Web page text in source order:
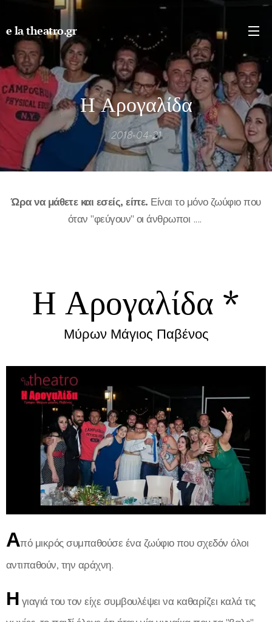
e la theatro.gr
Η Αρογαλίδα
2018-04-21
Ώρα να μάθετε και εσείς, είπε. Είναι το μόνο ζωύφιο που
όταν "φεύγουν" οι άνθρωποι ....
Η Αρογαλίδα *
Μύρων Μάγιος Παβένος
Από μικρός συμπαθούσε ένα ζωύφιο που σχεδόν όλοι
αντιπαθούν, την αράχνη.
Η γιαγιά του τον είχε συμβουλέψει να καθαρίζει καλά τις